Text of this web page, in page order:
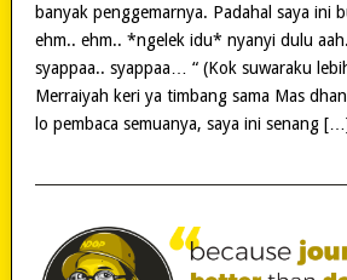
banyak penggemarnya. Padahal saya ini
ehm.. ehm.. *ngelek idu* nyanyi dulu
syappaa.. syappaa… “ (Kok suwaraku
Merraiyah keri ya timbang sama Mas
lo pembaca semuanya, saya ini senang